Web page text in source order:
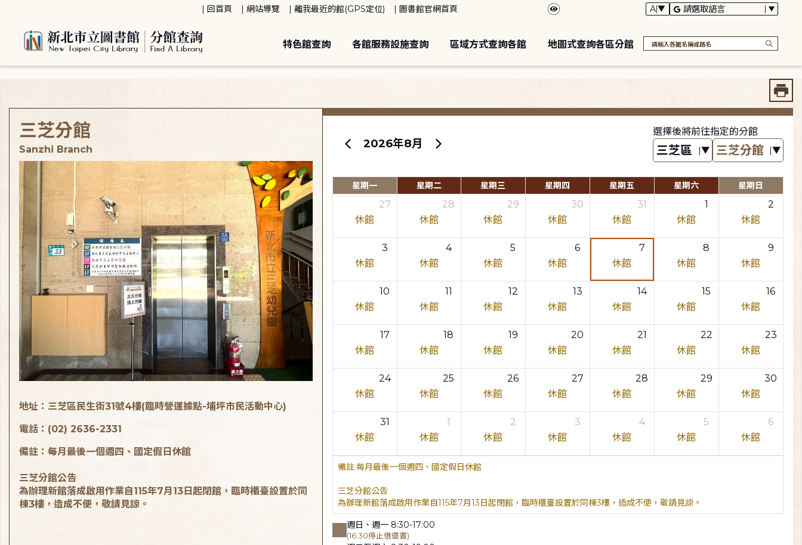
回首頁 網站導覽 離我最近的館(GPS定位) 圖書館官網首頁
特色館查詢 各館服務設施查詢 區域方式查詢各館 地圖式查詢各區分館
2026年8月
選擇後將前往指定的分館
星期一 星期二 星期三 星期四 星期五 星期六 星期日
27
休館
28
休館
29
休館
30
休館
31
休館
1
休館
2
休館
3
休館
4
休館
5
休館
6
休館
7
休館
8
休館
9
休館
10
休館
11
休館
12
休館
13
休館
14
休館
15
休館
16
休館
17
休館
18
休館
19
休館
20
休館
21
休館
22
休館
23
休館
24
休館
25
休館
26
休館
27
休館
28
休館
29
休館
30
休館
31
休館
1
休館
2
休館
3
休館
4
休館
5
休館
6
休館
每月最後一個週四、國定假日休館
三芝分館公告
為辦理新館落成啟用作業自115年7月13日起閉館，臨時櫃臺設置於同棟3樓，造成不便，敬請見諒。
週日、週一 8:30-17:00
(16:30停止借還書)
三芝分館
Sanzhi Branch
地址：三芝區民生街31號4樓(臨時營運據點-埔坪市民活動中心)
電話：(02) 2636-2331
備註：每月最後一個週四、國定假日休館
三芝分館公告
為辦理新館落成啟用作業自115年7月13日起閉館，臨時櫃臺設置於同
棟3樓，造成不便，敬請見諒。